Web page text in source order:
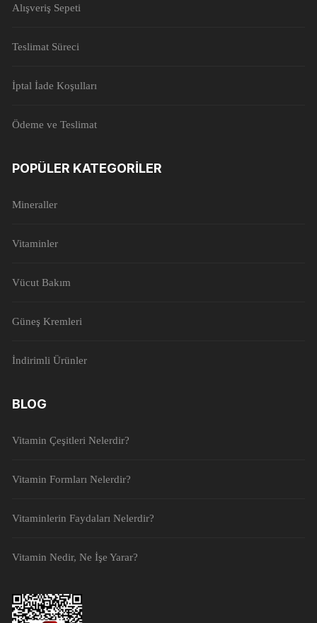
Alışveriş Sepeti
Teslimat Süreci
İptal İade Koşulları
Ödeme ve Teslimat
POPÜLER KATEGORILER
Mineraller
Vitaminler
Vücut Bakım
Güneş Kremleri
İndirimli Ürünler
BLOG
Vitamin Çeşitleri Nelerdir?
Vitamin Formları Nelerdir?
Vitaminlerin Faydaları Nelerdir?
Vitamin Nedir, Ne İşe Yarar?